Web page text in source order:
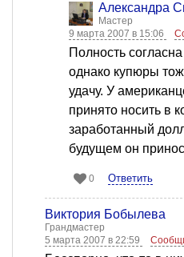
Александра
Мастер
9 марта 2007 в 15:06
Полность
однако купюры
удачу. У
принято носить в
заработанный
будущем он
0 Ответить
Виктория Бобылева
Грандмастер
5 марта 2007 в 22:59